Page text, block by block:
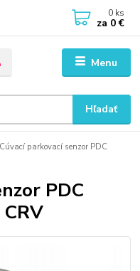
Menu
Hľadať
0 ks
za 0 €
Cúvací parkovací senzor PDC
PDC